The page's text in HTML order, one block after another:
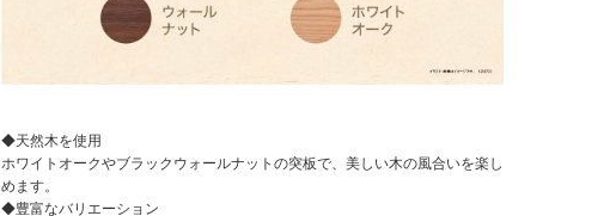
◆天然木を使用
ホワイトオークやブラックウォールナットの突板で、美しい木の風合いを楽し
めます。
◆豊富なバリエーション